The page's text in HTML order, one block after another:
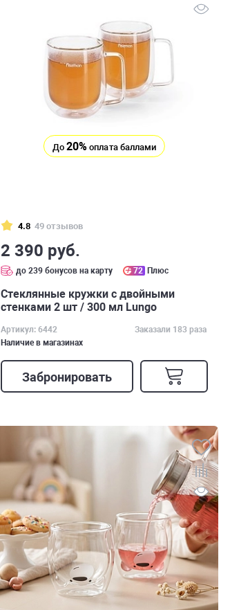
До20% оплата баллами
4.8 49 отзывов
2 390 руб.
до 239 бонусов на карту 72 Плюс
Стеклянные кружки с двойными
стенками 2 шт / 300 мл Lungo
Артикул: 6442
Заказали 183 раза
Наличие в магазинах
Забронировать